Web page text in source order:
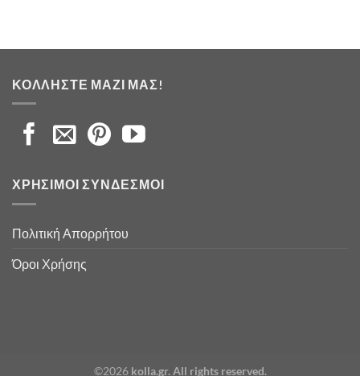
ΚΟΛΛΉΣΤΕ ΜΑΖΊ ΜΑΣ!
ΧΡΉΣΙΜΟΙ ΣΎΝΔΕΣΜΟΙ
Πολιτική Απορρήτου
Όροι Χρήσης
©2026 kolla.gr. All rights reserved.